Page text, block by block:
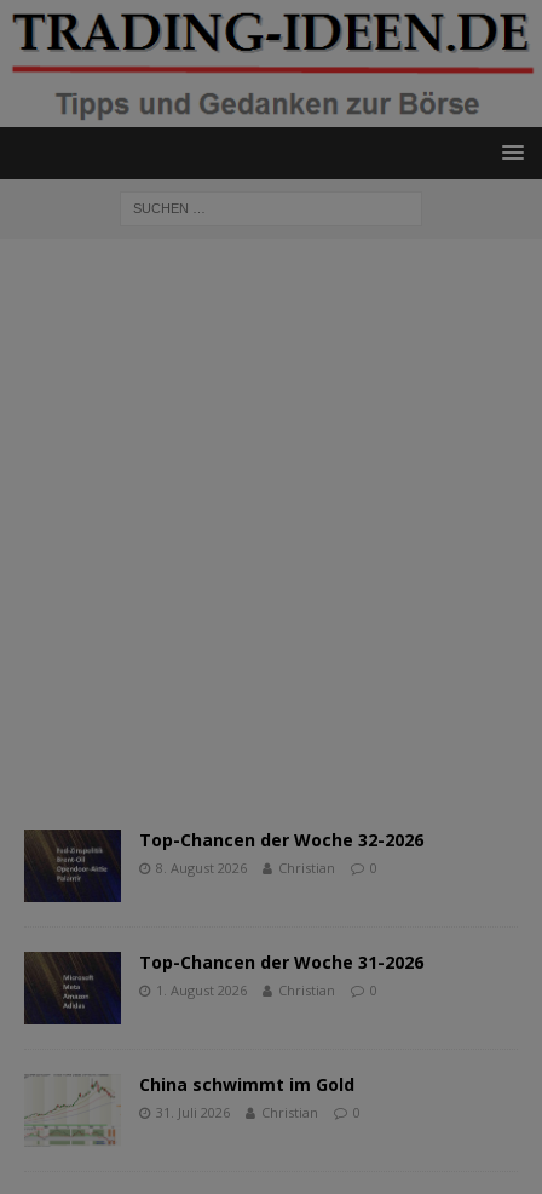
Top-Chancen der Woche 32-2026
8. August 2026 Christian 0
Top-Chancen der Woche 31-2026
1. August 2026 Christian 0
China schwimmt im Gold
31. Juli 2026 Christian 0